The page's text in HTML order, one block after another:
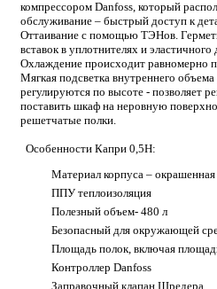
компрессором Danfoss, который
обслуживание – быстрый доступ к
Оттаивание с помощью ТЭНов.
вставок в уплотнителях и
Охлаждение происходит равномерно
Мягкая подсветка внутреннего
регулируются по высоте - позволяет
поставить шкаф на неровную
решетчатые полки.
Особенности Капри 0,5Н:
Материал корпуса – окрашенная
ППУ теплоизоляция
Полезный объем- 480 л
Безопасный для окружающей
Площадь полок, включая
Контроллер Danfoss
Заправочный клапан Шредера